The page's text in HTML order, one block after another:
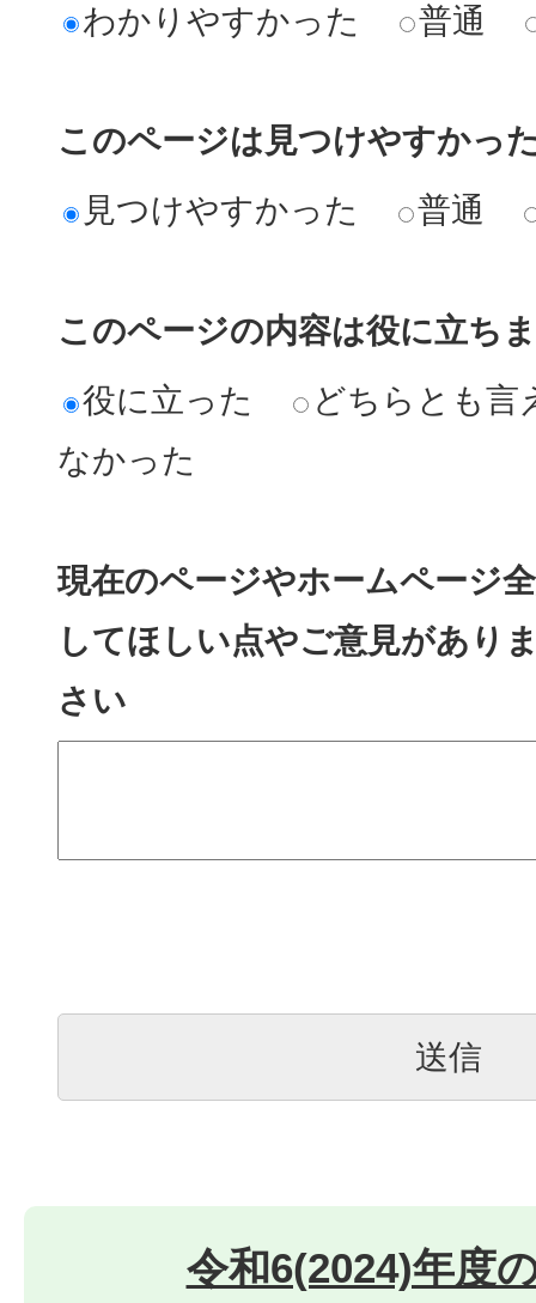
わかりやすかった
普通
このページは見つけやすかっ
見つけやすかった
普通
このページの内容は役に立ち
役に立った
どちらとも言
なかった
現在のページやホームページ
してほしい点やご意見があり
さい
令和6(2024)年度